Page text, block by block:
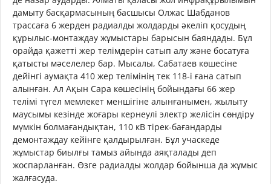
дамыту басқармасының басшысы Олжас Шабданов
трассаға 6 жерден радиалды жолдарды әкеліп қосудың
құрылыс-монтаждау жұмыстары барысын баяндады. Бұл
орайда қажетті жер телімдерін сатып алу және босатуға
қатысты мәселелер бар. Мысалы, Сабатаев көшесіне
дейінгі аумақта 410 жер телімінің тек 118-і ғана сатып
алынған. Ал Ақын Сара көшесінің бойындағы 66 жер
телімі түгел мемлекет меншігіне алынғанымен, жылыту
маусымы кезінде жоғары кернеулі электр желісін сөндіру
мүмкін болмағандықтан, 110 кВ тірек-бағандарды
демонтаждау кейінге қалдырылған. Бұл учаскеде
жұмыстар биылғы тамыз айында аяқталады деп
жоспарланған. Өзге радиалды жолдар бойынша да жұмыс
жалғасуда.